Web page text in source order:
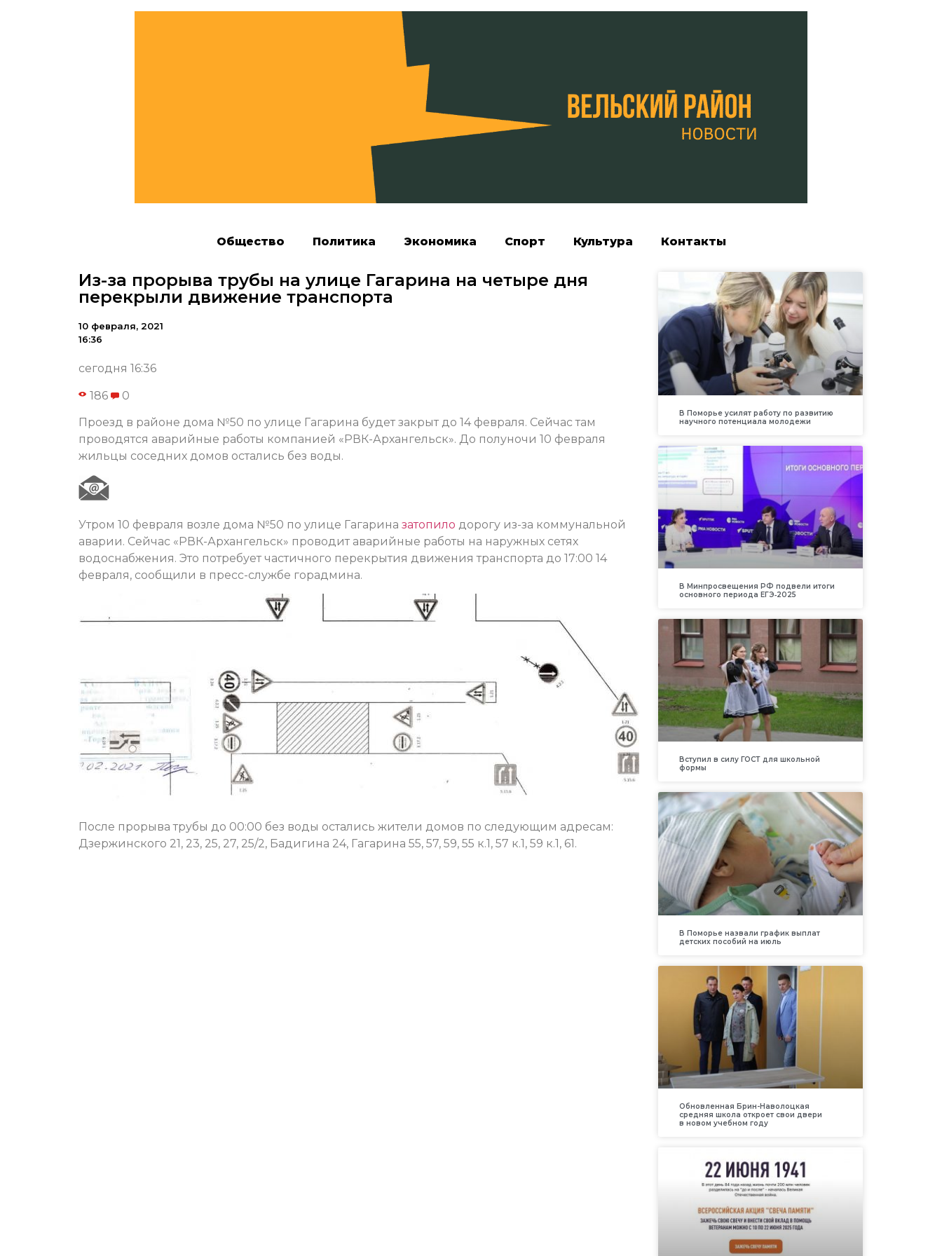
Общество Политика Экономика Спорт Культура Контакты
Из-за прорыва трубы на улице Гагарина на четыре дня
перекрыли движение транспорта
10 февраля, 2021
16:36
сегодня 16:36
186 0
Проезд в районе дома №50 по улице Гагарина будет закрыт до 14 февраля. Сейчас там
проводятся аварийные работы компанией «РВК-Архангельск». До полуночи 10 февраля
жильцы соседних домов остались без воды.
Утром 10 февраля возле дома №50 по улице Гагарина затопило дорогу из-за коммунальной
аварии. Сейчас «РВК-Архангельск» проводит аварийные работы на наружных сетях
водоснабжения. Это потребует частичного перекрытия движения транспорта до 17:00 14
февраля, сообщили в пресс-службе горадмина.
После прорыва трубы до 00:00 без воды остались жители домов по следующим адресам:
Дзержинского 21, 23, 25, 27, 25/2, Бадигина 24, Гагарина 55, 57, 59, 55 к.1, 57 к.1, 59 к.1, 61.
В Поморье усилят работу по развитию
научного потенциала молодежи
В Минпросвещения РФ подвели итоги
основного периода ЕГЭ‑2025
Вступил в силу ГОСТ для школьной
формы
В Поморье назвали график выплат
детских пособий на июль
Обновленная Брин-Наволоцкая
средняя школа откроет свои двери
в новом учебном году